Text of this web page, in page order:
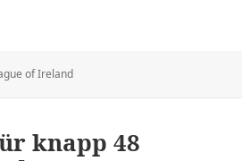
of Ireland
knapp 48